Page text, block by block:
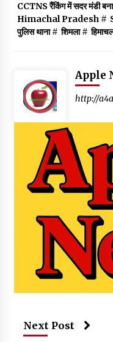
CCTNS रैंकिंग में सदर मंडी
Himachal Pradesh#
पुलिस थाना# शिमला#
Apple
http://
Next Post